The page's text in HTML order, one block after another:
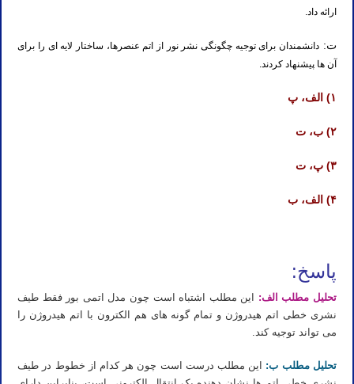
ارائه داد.
ت: دانشمندان برای توجیه چگونگی نشر نور از اتم عنصرها، ساختار لایه ای را برای
آن ها پیشنهاد کردند.
۱) الف، پ
۲) ب، ت
۳) پ، ت
۴) الف، ب
پاسخ:
تحلیل مطلب الف: این مطلب اشتباه است چون مدل اتمی بور فقط طیف
نشری خطی اتم هیدروژن و تمام گونه های هم الکترون با اتم هیدروژن را
می تواند توجیه کند.
تحلیل مطلب ب: این مطلب درست است چون هر کدام از خطوط در طیف